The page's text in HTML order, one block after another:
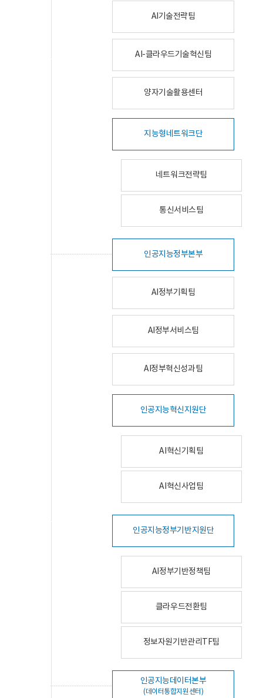
AI기술전략팀
AI-클라우드기술혁신팀
양자기술활용센터
지능형네트워크단
네트워크전략팀
통신서비스팀
인공지능정부본부
AI정부기획팀
AI정부서비스팀
AI정부혁신성과팀
인공지능혁신지원단
AI혁신기획팀
AI혁신사업팀
인공지능정부기반지원단
AI정부기반정책팀
클라우드전환팀
정보자원기반관리TF팀
인공지능데이터본부
(데이터통합지원센터)